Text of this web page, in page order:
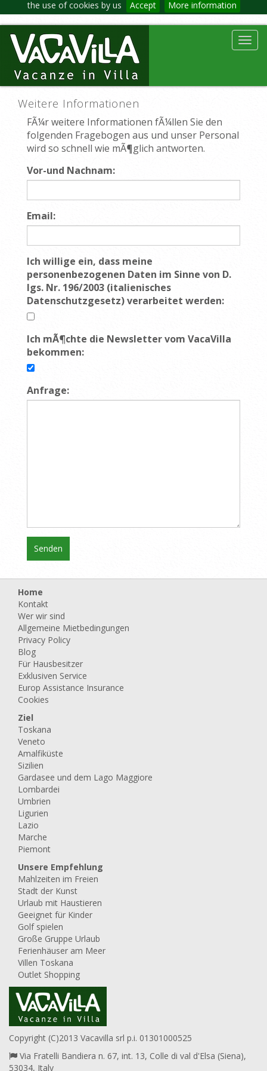
the use of cookies by us Accept More information
Weitere Informationen
FÃ¼r weitere Informationen fÃ¼llen Sie den
folgenden Fragebogen aus und unser Personal
wird so schnell wie mÃ¶glich antworten.
Vor-und Nachnam:
Email:
Ich willige ein, dass meine
personenbezogenen Daten im Sinne von D.
lgs. Nr. 196/2003 (italienisches
Datenschutzgesetz) verarbeitet werden:
Ich mÃ¶chte die Newsletter vom VacaVilla
bekommen:
Anfrage:
Home
Kontakt
Wer wir sind
Allgemeine Mietbedingungen
Privacy Policy
Blog
Für Hausbesitzer
Exklusiven Service
Europ Assistance Insurance
Cookies
Ziel
Toskana
Veneto
Amalfiküste
Sizilien
Gardasee und dem Lago Maggiore
Lombardei
Umbrien
Ligurien
Lazio
Marche
Piemont
Unsere Empfehlung
Mahlzeiten im Freien
Stadt der Kunst
Urlaub mit Haustieren
Geeignet für Kinder
Golf spielen
Große Gruppe Urlaub
Ferienhäuser am Meer
Villen Toskana
Outlet Shopping
Copyright (C)2013 Vacavilla srl p.i. 01301000525
Via Fratelli Bandiera n. 67, int. 13, Colle di val d'Elsa (Siena),
53034, Italy